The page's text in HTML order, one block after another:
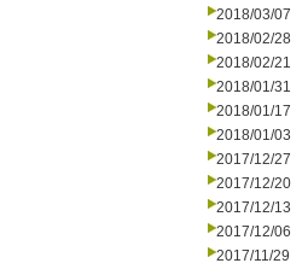
2018/03/07
2018/02/28
2018/02/21
2018/01/31
2018/01/17
2018/01/03
2017/12/27
2017/12/20
2017/12/13
2017/12/06
2017/11/29